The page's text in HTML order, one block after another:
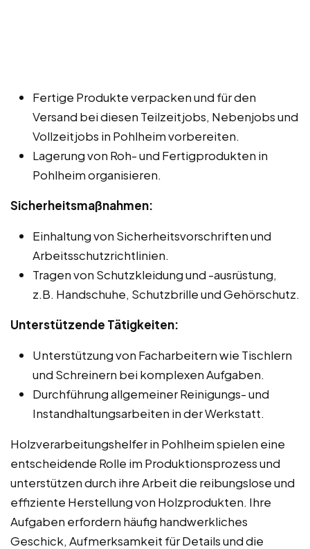
Fertige Produkte verpacken und für den
Versand bei diesen Teilzeitjobs, Nebenjobs und
Vollzeitjobs in Pohlheim vorbereiten.
Lagerung von Roh- und Fertigprodukten in
Pohlheim organisieren.
Sicherheitsmaßnahmen:
Einhaltung von Sicherheitsvorschriften und
Arbeitsschutzrichtlinien.
Tragen von Schutzkleidung und -ausrüstung,
z.B. Handschuhe, Schutzbrille und Gehörschutz.
Unterstützende Tätigkeiten:
Unterstützung von Facharbeitern wie Tischlern
und Schreinern bei komplexen Aufgaben.
Durchführung allgemeiner Reinigungs- und
Instandhaltungsarbeiten in der Werkstatt.
Holzverarbeitungshelfer in Pohlheim spielen eine
entscheidende Rolle im Produktionsprozess und
unterstützen durch ihre Arbeit die reibungslose und
effiziente Herstellung von Holzprodukten. Ihre
Aufgaben erfordern häufig handwerkliches
Geschick, Aufmerksamkeit für Details und die